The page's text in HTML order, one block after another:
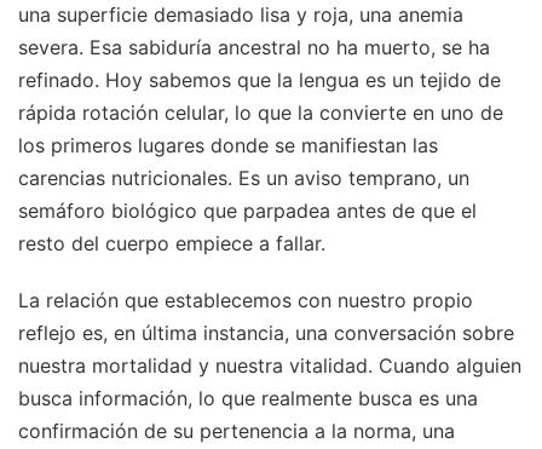
una superficie demasiado lisa y roja, una anemia
severa. Esa sabiduría ancestral no ha muerto, se ha
refinado. Hoy sabemos que la lengua es un tejido de
rápida rotación celular, lo que la convierte en uno de
los primeros lugares donde se manifiestan las
carencias nutricionales. Es un aviso temprano, un
semáforo biológico que parpadea antes de que el
resto del cuerpo empiece a fallar.
La relación que establecemos con nuestro propio
reflejo es, en última instancia, una conversación sobre
nuestra mortalidad y nuestra vitalidad. Cuando alguien
busca información, lo que realmente busca es una
confirmación de su pertenencia a la norma, una